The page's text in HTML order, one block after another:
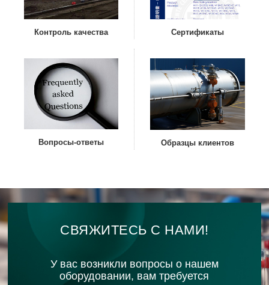
Контроль качества Сертификаты
Вопросы-ответы Образцы клиентов
СВЯЖИТЕСЬ С НАМИ!
У вас возникли вопросы о нашем
оборудовании, вам требуется